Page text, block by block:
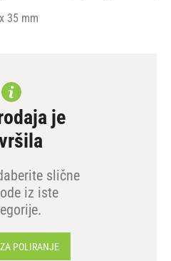
35 mm
je
slične
iz iste
POLIRANJE